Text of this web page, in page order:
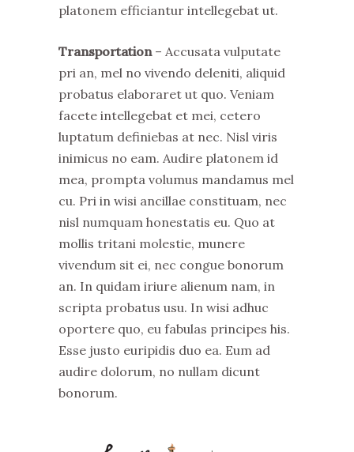
platonem efficiantur intellegebat ut.
Transportation – Accusata vulputate
pri an, mel no vivendo deleniti, aliquid
probatus elaboraret ut quo. Veniam
facete intellegebat et mei, cetero
luptatum definiebas at nec. Nisl viris
inimicus no eam. Audire platonem id
mea, prompta volumus mandamus mel
cu. Pri in wisi ancillae constituam, nec
nisl numquam honestatis eu. Quo at
mollis tritani molestie, munere
vivendum sit ei, nec congue bonorum
an. In quidam iriure alienum nam, in
scripta probatus usu. In wisi adhuc
oportere quo, eu fabulas principes his.
Esse justo euripidis duo ea. Eum ad
audire dolorum, no nullam dicunt
bonorum.